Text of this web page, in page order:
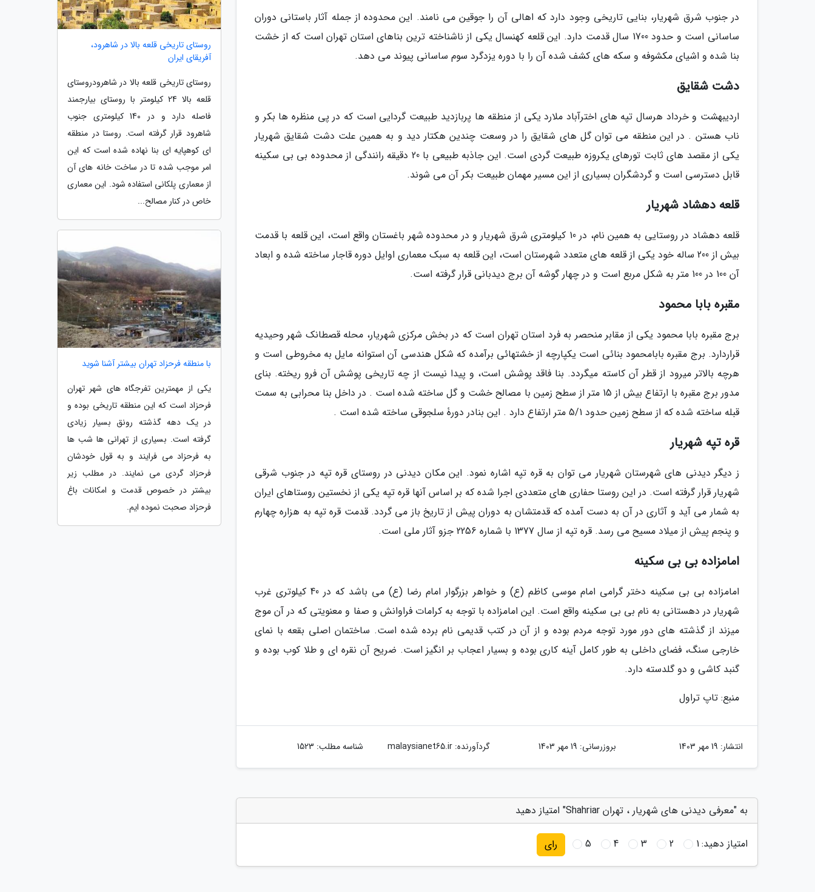
در جنوب شرق شهریار، بنایی تاریخی وجود دارد که اهالی آن را جوقین می نامند. این محدوده از جمله آثار باستانی دوران
ساسانی است و حدود 1700 سال قدمت دارد. این قلعه کهنسال یکی از ناشناخته ترین بناهای استان تهران است که از خشت
بنا شده و اشیای مکشوفه و سکه های کشف شده آن را با دوره یزدگرد سوم ساسانی پیوند می دهد.
دشت شقایق
اردیبهشت و خرداد هرسال تپه های اخترآباد ملارد یکی از منطقه ها پربازدید طبیعت گردایی است که در پی منظره ها بکر و
ناب هستن . در این منطقه می توان گل های شقایق را در وسعت چندین هکتار دید و به همین علت دشت شقایق شهریار
یکی از مقصد های ثابت تورهای یکروزه طبیعت گردی است. این جاذبه طبیعی با 20 دقیقه رانندگی از محدوده بی بی سکینه
قابل دسترسی است و گردشگران بسیاری از این مسیر مهمان طبیعت بکر آن می شوند.
قلعه دهشاد شهریار
قلعه دهشاد در روستایی به همین نام، در 10 کیلومتری شرق شهریار و در محدوده شهر باغستان واقع است، این قلعه با قدمت
بیش از 200 ساله خود یکی از قلعه های متعدد شهرستان است، این قلعه به سبک معماری اوایل دوره قاجار ساخته شده و ابعاد
آن 100 در 100 متر به شکل مربع است و در چهار گوشه آن برج دیدبانی قرار گرفته است.
مقبره بابا محمود
برج مقبره بابا محمود یکی از مقابر منحصر به فرد استان تهران است که در بخش مرکزی شهریار، محله قصطانک شهر وحیدیه
قراردارد. برج مقبره بابامحمود بنائی است یکپارچه از خشتهائی برآمده که شکل هندسی آن استوانه مایل به مخروطی است و
هرچه بالاتر میرود از قطر آن کاسته میگردد. بنا فاقد پوشش است، و پیدا نیست از چه تاریخی پوشش آن فرو ریخته. بنای
مدور برج مقبره با ارتفاع بیش از 15 متر از سطح زمین با مصالح خشت و گل ساخته شده است . در داخل بنا محرابی به سمت
قبله ساخته شده که از سطح زمین حدود 5/1 متر ارتفاع دارد . این بنادر دورۀ سلجوقی ساخته شده است .
قره تپه شهریار
ز دیگر دیدنی های شهرستان شهریار می توان به قره تپه اشاره نمود. این مکان دیدنی در روستای قره تپه در جنوب شرقی
شهریار قرار گرفته است. در این روستا حفاری های متعددی اجرا شده که بر اساس آنها قره تپه یکی از نخستین روستاهای ایران
به شمار می آید و آثاری در آن به دست آمده که قدمتشان به دوران پیش از تاریخ باز می گردد. قدمت قره تپه به هزاره چهارم
و پنجم پیش از میلاد مسیح می رسد. قره تپه از سال 1377 با شماره 2256 جزو آثار ملی است.
امامزاده بی بی سکینه
امامزاده بی بی سکینه دختر گرامی امام موسی کاظم (ع) و خواهر بزرگوار امام رضا (ع) می باشد که در 40 کیلوتری غرب
شهریار در دهستانی به نام بی بی سکینه واقع است. این امامزاده با توجه به کرامات فراوانش و صفا و معنویتی که در آن موج
میزند از گذشته های دور مورد توجه مردم بوده و از آن در کتب قدیمی نام برده شده است. ساختمان اصلی بقعه با نمای
خارجی سنگ، فضای داخلی به طور کامل آینه کاری بوده و بسیار اعجاب بر انگیز است. ضریح آن نقره ای و طلا کوب بوده و
گنبد کاشی و دو گلدسته دارد.
منبع: تاپ تراول
انتشار: 19 مهر 1403 بروزرسانی: 19 مهر 1403 گردآورنده:malaysianet65.ir شناسه مطلب: 1523
به "معرفی دیدنی های شهریار ، تهران Shahriar" امتیاز دهید
امتیاز دهید:1
2
3
4
5 رای
روستای تاریخی قلعه بالا در شاهرود،
آفریقای ایران
روستای تاریخی قلعه بالا در شاهرودروستای
قلعه بالا 24 کیلومتر با روستای بیارجمند
فاصله دارد و در 140 کیلومتری جنوب
شاهرود قرار گرفته است. روستا در منطقه
ای کوهپایه ای بنا نهاده شده است که این
امر موجب شده تا در ساخت خانه های آن
از معماری پلکانی استفاده شود. این معماری
خاص در کنار مصالح...
با منطقه فرحزاد تهران بیشتر آشنا شوید
یکی از مهمترین تفرجگاه های شهر تهران
فرحزاد است که این منطقه تاریخی بوده و
در یک دهه گذشته رونق بسیار زیادی
گرفته است. بسیاری از تهرانی ها شب ها
به فرحزاد می فرایند و به قول خودشان
فرحزاد گردی می نمایند. در مطلب زیر
بیشتر در خصوص قدمت و امکانات باغ
فرحزاد صحبت نموده ایم.